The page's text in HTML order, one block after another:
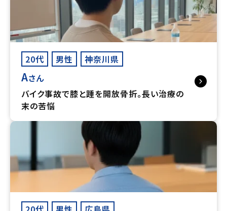
20代 男性 神奈川県
Aさん
バイク事故で膝と踵を開放骨折。長い治療の
末の苦悩